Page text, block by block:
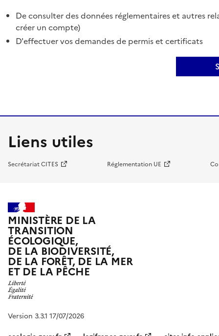
De consulter des données réglementaires et autres
créer un compte)
D'effectuer vos demandes de permis et certificats
Liens utiles
Secrétariat CITES Réglementation UE
MINISTÈRE DE LA
TRANSITION
ÉCOLOGIQUE,
DE LA BIODIVERSITÉ,
DE LA FORÊT, DE LA MER
ET DE LA PÊCHE
Version 3.3.1 17/07/2026